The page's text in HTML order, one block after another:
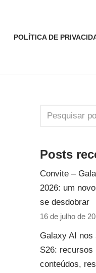
POLÍTICA DE
Posts
Convite –
2026: um
se desdobrar
16 de julho de
Galaxy AI
S26: recursos
conteúdos,